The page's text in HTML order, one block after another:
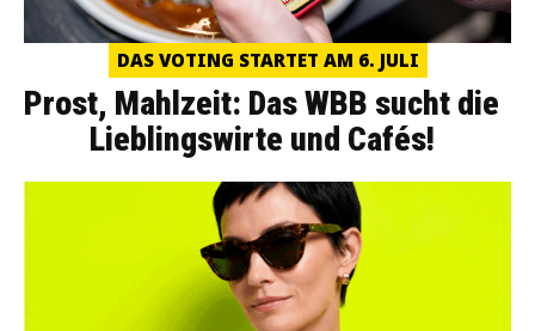
DAS VOTING STARTET AM 6. JULI
Prost, Mahlzeit: Das WBB sucht die
Lieblingswirte und Cafés!